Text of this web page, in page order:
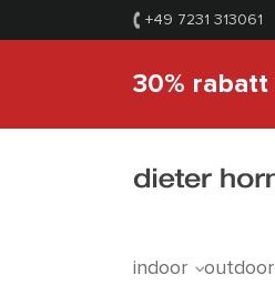
+49 7231 313061
30% rabatt
indoor outdoor